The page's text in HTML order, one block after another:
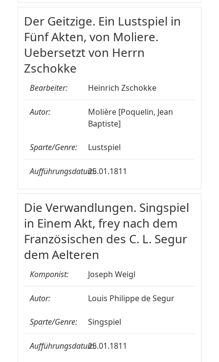
Der Geitzige. Ein Lustspiel in
Fünf Akten, von Moliere.
Uebersetzt von Herrn
Zschokke
Bearbeiter: Heinrich Zschokke
Autor:
Molière [Poquelin, Jean
Baptiste]
Sparte/Genre: Lustspiel
Aufführungsdatum:25.01.1811
Die Verwandlungen. Singspiel
in Einem Akt, frey nach dem
Französischen des C. L. Segur
dem Aelteren
Komponist: Joseph Weigl
Autor: Louis Philippe de Segur
Sparte/Genre: Singspiel
Aufführungsdatum:25.01.1811